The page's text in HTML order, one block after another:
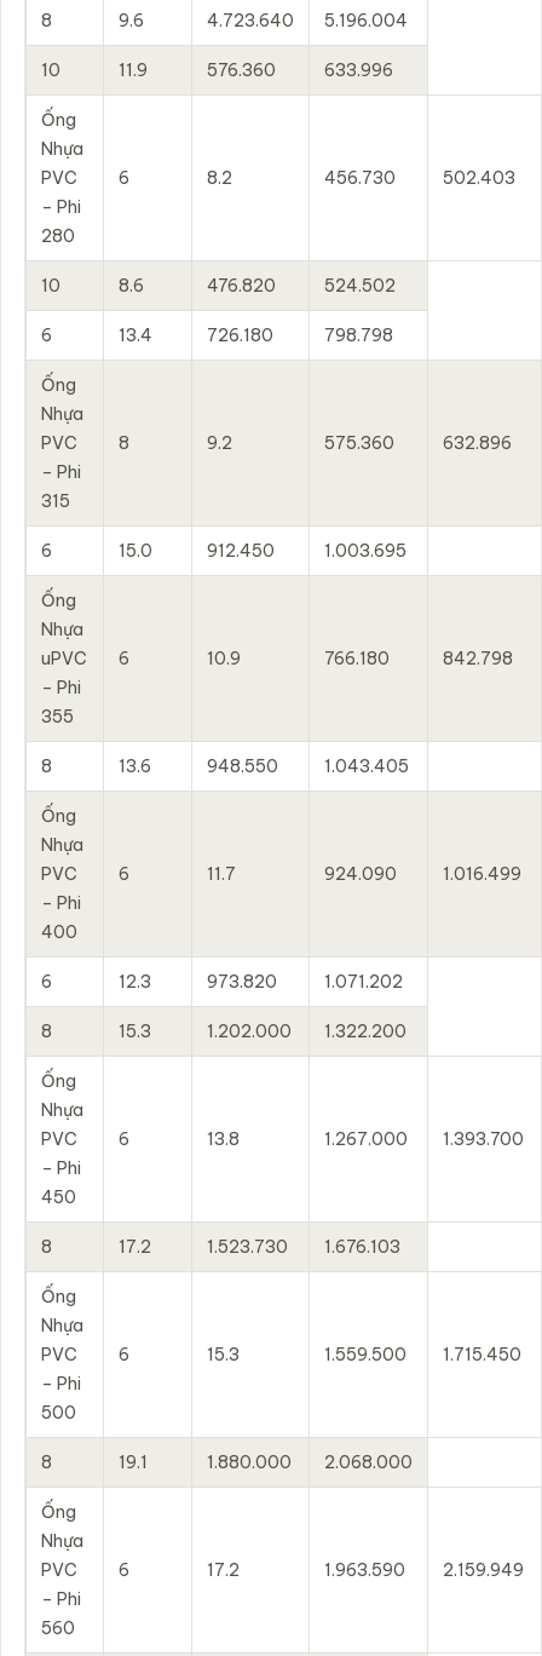
8 9.6 4.723.640 5.196.004
10 11.9 576.360 633.996
Ống
Nhựa
PVC
– Phi
280
6 8.2 456.730 502.403
10 8.6 476.820 524.502
6 13.4 726.180 798.798
Ống
Nhựa
PVC
– Phi
315
8 9.2 575.360 632.896
6 15.0 912.450 1.003.695
Ống
Nhựa
uPVC
– Phi
355
6 10.9 766.180 842.798
8 13.6 948.550 1.043.405
Ống
Nhựa
PVC
– Phi
400
6 11.7 924.090 1.016.499
6 12.3 973.820 1.071.202
8 15.3 1.202.000 1.322.200
Ống
Nhựa
PVC
– Phi
450
6 13.8 1.267.000 1.393.700
8 17.2 1.523.730 1.676.103
Ống
Nhựa
PVC
– Phi
500
6 15.3 1.559.500 1.715.450
8 19.1 1.880.000 2.068.000
Ống
Nhựa
PVC
– Phi
560
6 17.2 1.963.590 2.159.949